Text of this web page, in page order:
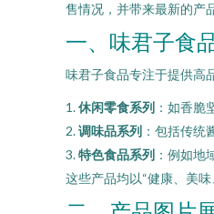
售情况，并带来最新的产
一、味君子食
味君子食品专注于提供高
1.休闲零食系列 ：如香脆
2.调味品系列 ：包括传统
3.特色食品系列 ：例如地
这些产品均以“健康、美